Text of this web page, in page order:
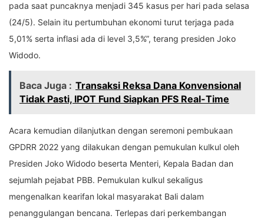
pada saat puncaknya menjadi 345 kasus per hari pada selasa
(24/5). Selain itu pertumbuhan ekonomi turut terjaga pada
5,01% serta inflasi ada di level 3,5%”, terang presiden Joko
Widodo.
Baca Juga : Transaksi Reksa Dana Konvensional
Tidak Pasti, IPOT Fund Siapkan PFS Real-Time
Acara kemudian dilanjutkan dengan seremoni pembukaan
GPDRR 2022 yang dilakukan dengan pemukulan kulkul oleh
Presiden Joko Widodo beserta Menteri, Kepala Badan dan
sejumlah pejabat PBB. Pemukulan kulkul sekaligus
mengenalkan kearifan lokal masyarakat Bali dalam
penanggulangan bencana. Terlepas dari perkembangan